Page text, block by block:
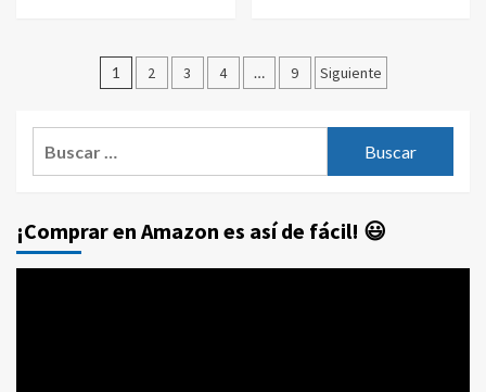
Paginación
entradas
1 2 3 4 … 9 Siguiente
¡Comprar en Amazon es así de fácil! 😃